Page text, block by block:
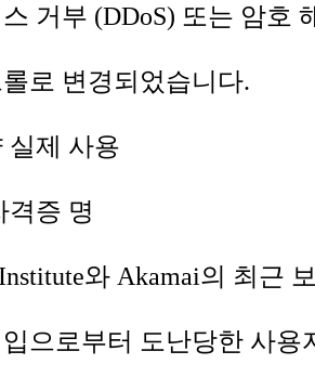
거부 (DDoS) 또는 암호
로 변경되었습니다.
실제 사용
격증 명
와 Akamai의 최근
으로부터 도난당한 사